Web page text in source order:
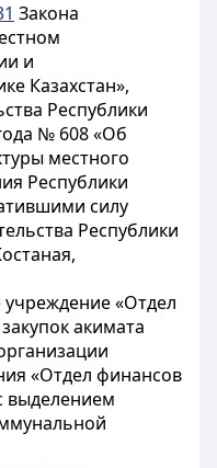
Закона
и
Казахстан»,
Республики
№ 608 «Об
местного
Республики
силу
Республики
учреждение «Отдел
акимата
«Отдел финансов
выделением